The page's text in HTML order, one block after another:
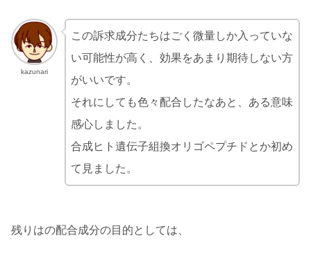
kazunari
この訴求成分たちはごく微量しか入っていな
い可能性が高く、効果をあまり期待しない方
がいいです。
それにしても色々配合したなあと、ある意味
感心しました。
合成ヒト遺伝子組換オリゴペプチドとか初め
て見ました。
残りはの配合成分の目的としては、